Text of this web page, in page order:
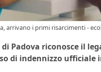
arrivano i primi risarcimenti -
Padova riconosce il
di indennizzo ufficiale